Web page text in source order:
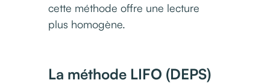
cette méthode offre une lecture
plus homogène.
La méthode LIFO (DEPS)